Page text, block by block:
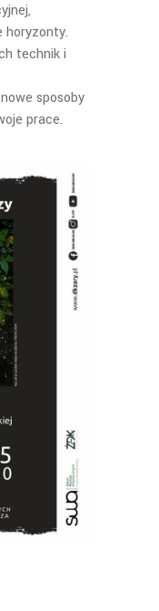
horyzonty.
technik i
sposoby
prace.